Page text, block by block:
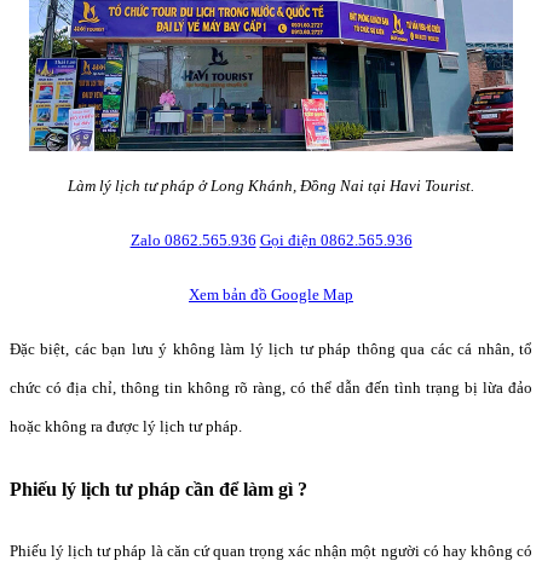
Làm lý lịch tư pháp ở Long Khánh, Đồng Nai tại Havi Tourist.
Zalo 0862.565.936 Gọi điện 0862.565.936
Xem bản đồ Google Map
Đặc biệt, các bạn lưu ý không làm lý lịch tư pháp thông qua các cá nhân, tổ
chức có địa chỉ, thông tin không rõ ràng, có thể dẫn đến tình trạng bị lừa đảo
hoặc không ra được lý lịch tư pháp.
Phiếu lý lịch tư pháp cần để làm gì ?
Phiếu lý lịch tư pháp là căn cứ quan trọng xác nhận một người có hay không có